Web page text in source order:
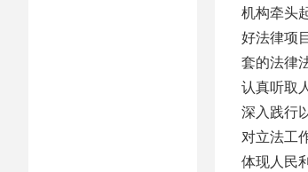
机构牵头
好法律项
套的法律
认真听取
深入践行
对立法工
体现人民